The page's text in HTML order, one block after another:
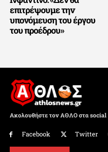
επιτρέψουμε την
υπονόμευση του έργου
του προέδρου»
Ακολουθήστε τον ΑΘΛΟ στα social
Facebook Twitter